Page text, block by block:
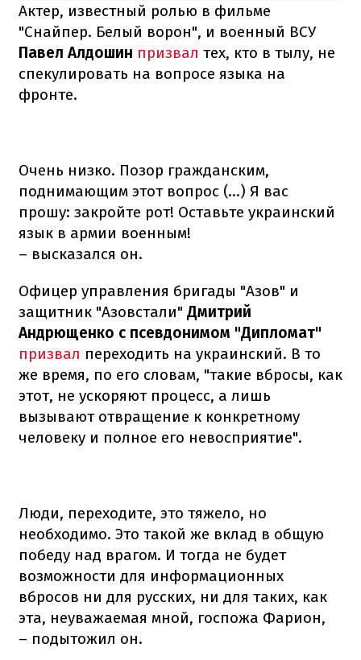
Актер, известный ролью в фильме
"Снайпер. Белый ворон", и военный ВСУ
Павел Алдошин призвал тех, кто в тылу, не
спекулировать на вопросе языка на
фронте.
Очень низко. Позор гражданским,
поднимающим этот вопрос (...) Я вас
прошу: закройте рот! Оставьте украинский
язык в армии военным!
– высказался он.
Офицер управления бригады "Азов" и
защитник "Азовстали" Дмитрий
Андрющенко с псевдонимом "Дипломат"
призвал переходить на украинский. В то
же время, по его словам, "такие вбросы, как
этот, не ускоряют процесс, а лишь
вызывают отвращение к конкретному
человеку и полное его невосприятие".
Люди, переходите, это тяжело, но
необходимо. Это такой же вклад в общую
победу над врагом. И тогда не будет
возможности для информационных
вбросов ни для русских, ни для таких, как
эта, неуважаемая мной, госпожа Фарион,
– подытожил он.